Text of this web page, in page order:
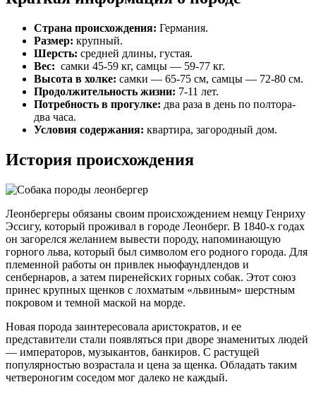
Страна происхождения: Германия.
Размер: крупный.
Шерсть: средней длины, густая.
Вес: самки 45-59 кг, самцы — 59-77 кг.
Высота в холке: самки — 65-75 см, самцы — 72-80 см.
Продолжительность жизни: 7-11 лет.
Потребность в прогулке: два раза в день по полтора-
два часа.
Условия содержания: квартира, загородный дом.
История происхождения
Леонбергеры обязаны своим происхождением немцу Генриху
Эссигу, который проживал в городе Леонберг. В 1840-х годах
он загорелся желанием вывести породу, напоминающую
горного льва, который был символом его родного города. Для
племенной работы он привлек ньюфаундлендов и
сенбернаров, а затем пиренейских горных собак. Этот союз
принес крупных щенков с лохматым «львиным» шерстным
покровом и темной маской на морде.
Новая порода заинтересовала аристократов, и ее
представители стали появляться при дворе знаменитых людей
— императоров, музыкантов, банкиров. С растущей
популярностью возрастала и цена за щенка. Обладать таким
четвероногим соседом мог далеко не каждый.